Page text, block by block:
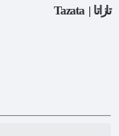
تازاتا | Tazata